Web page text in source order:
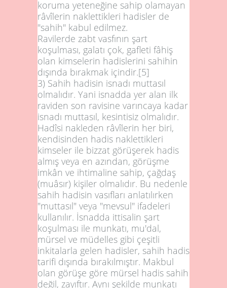
koruma yeteneğine sahip olamayan
râvîlerin naklettikleri hadisler de
"sahih" kabul edilmez.
Ravilerde zabt vasfının şart
koşulması, galatı çok, gafleti fâhiş
olan kimselerin hadislerini sahihin
dışında bırakmak içindir.[5]
3) Sahih hadisin isnadı muttasıl
olmalıdır. Yani isnadda yer alan ilk
raviden son ravisine varıncaya kadar
isnadı muttasıl, kesintisiz olmalıdır.
Hadîsi nakleden râvîlerin her biri,
kendisinden hadis naklettikleri
kimseler ile bizzat görüşerek hadis
almış veya en azından, görüşme
imkân ve ihtimaline sahip, çağdaş
(muâsır) kişiler olmalıdır. Bu nedenle
sahih hadisin vasıfları anlatılırken
"muttasıl" veya "mevsul" ifadeleri
kullanılır. İsnadda ittisalin şart
koşulması ile munkatı, mu'dal,
mürsel ve müdelles gibi çeşitli
inkitalarla gelen hadisler, sahih hadis
tarifi dışında bırakılmıştır. Makbul
olan görüşe göre mürsel hadis sahih
değil, zayıftır. Aynı şekilde munkatı